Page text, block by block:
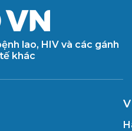
lao, HIV và các gánh
khác